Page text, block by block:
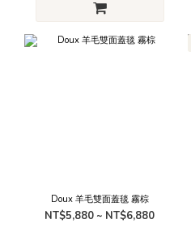
Doux 羊毛雙面蓋毯 霧棕
NT$5,880 ~ NT$6,880